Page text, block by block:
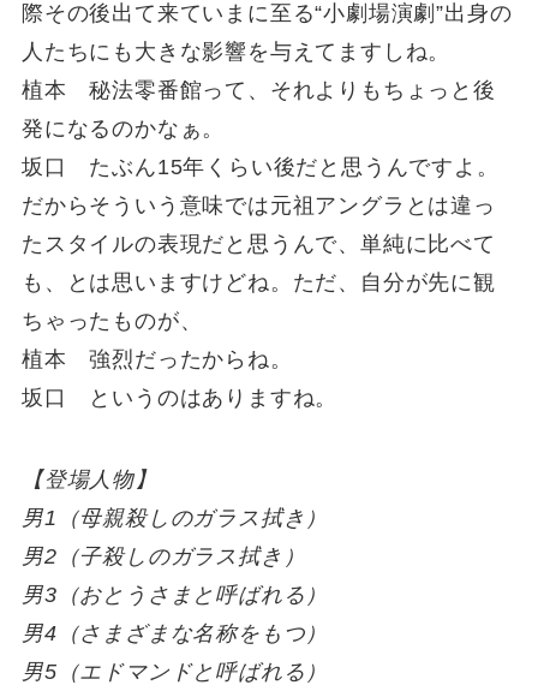
際その後出て来ていまに至る“小劇場演劇”出身の
人たちにも大きな影響を与えてますしね。
植本 秘法零番館って、それよりもちょっと後
発になるのかなぁ。
坂口 たぶん15年くらい後だと思うんですよ。
だからそういう意味では元祖アングラとは違っ
たスタイルの表現だと思うんで、単純に比べて
も、とは思いますけどね。ただ、自分が先に観
ちゃったものが、
植本 強烈だったからね。
坂口 というのはありますね。
【登場人物】
男1（母親殺しのガラス拭き）
男2（子殺しのガラス拭き）
男3（おとうさまと呼ばれる）
男4（さまざまな名称をもつ）
男5（エドマンドと呼ばれる）